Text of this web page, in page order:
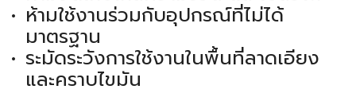
ห้ามใช้งานร่วมกับอุปกรณ์ที่ไม่ได้
มาตรฐาน
ระมัดระวังการใช้งานในพื้นที่ลาดเอียง
และคราบไขมัน